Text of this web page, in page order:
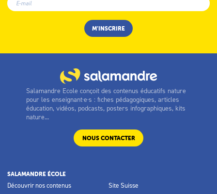
Salamandre Ecole conçoit des contenus éducatifs nature
pour les enseignant·e·s : fiches pédagogiques, articles
éducation, vidéos, podcasts, posters infographiques, kits
nature...
NOUS CONTACTER
SALAMANDRE ÉCOLE
Découvrir nos contenus Site Suisse